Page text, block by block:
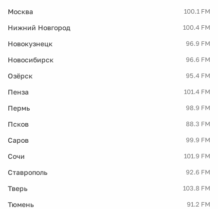
Москва 100.1 FM
Нижний Новгород 100.4 FM
Новокузнецк 96.9 FM
Новосибирск 96.6 FM
Озёрск 95.4 FM
Пенза 101.4 FM
Пермь 98.9 FM
Псков 88.3 FM
Саров 99.9 FM
Сочи 101.9 FM
Ставрополь 92.6 FM
Тверь 103.8 FM
Тюмень 91.2 FM